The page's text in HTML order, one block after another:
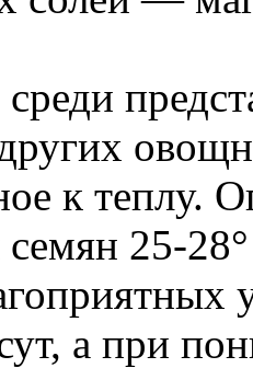
к теплу.
семян 25-
а при